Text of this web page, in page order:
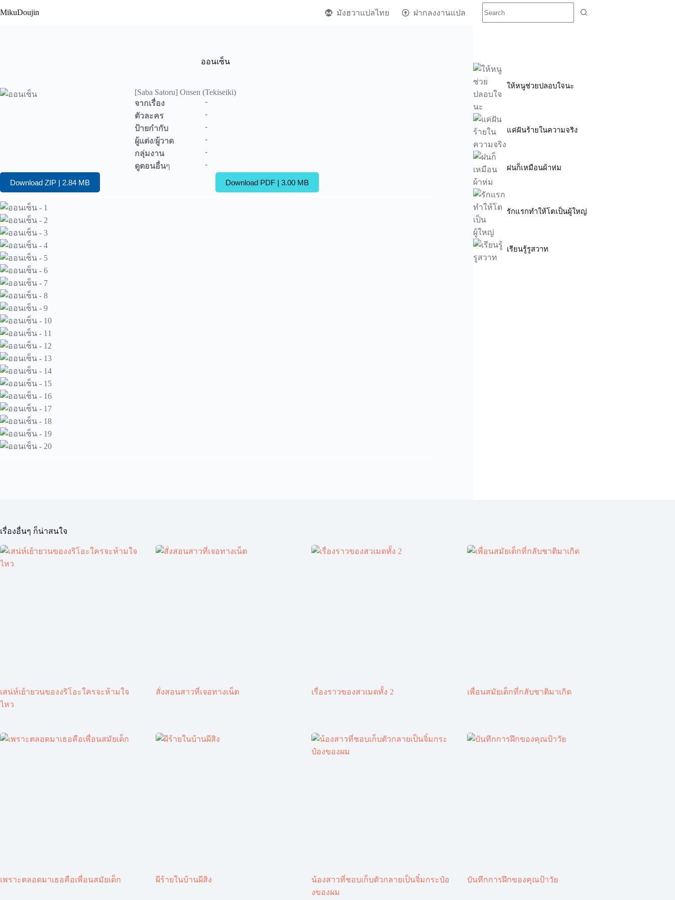
to
MikuDoujin มังฮวาแปลไทย ฝากลงงานแปล
ออนเซ็น
[Saba Satoru] Onsen (Tekiseiki)
จากเรื่อง
-
ตัวละคร
-
ป้ายกำกับ
-
ผู้แต่ง/ผู้วาด
-
กลุ่มงาน
-
ดูตอนอื่นๆ -
Download ZIP | 2.84 MB Download PDF | 3.00 MB
ให้หนูช่วยปลอบใจนะ
แค่ฝันร้ายในความจริง
ฝนก็เหมือนผ้าห่ม
รักแรกทำให้โตเป็นผู้ใหญ่
เรียนรู้รูสวาท
เรื่องอื่นๆ ก็น่าสนใจ
เสน่ห์เย้ายวนของงริโอะใครจะห้ามใจ
ไหว
สั่งสอนสาวที่เจอทางเน็ต เรื่องราวของสวเมดทั้ง 2 เพื่อนสมัยเด็กที่กลับชาติมาเกิด
เพราะตลอดมาเธอคือเพื่อนสมัยเด็ก ผีร้ายในบ้านผีสิง
น้องสาวที่ชอบเก็บตัวกลายเป็นจิ๋มกระป๋อ
งของผม
บันทึกการฝึกของคุณป้าวัย